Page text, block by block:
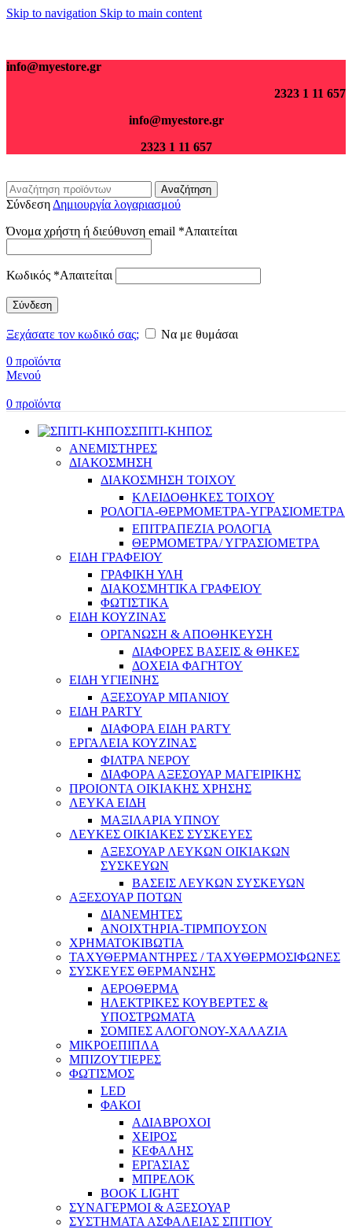
Skip to navigation Skip to main content
info@myestore.gr
2323 1 11 657
info@myestore.gr
2323 1 11 657
Αναζήτηση
Σύνδεση Δημιουργία λογαριασμού
Όνομα χρήστη ή διεύθυνση email *Απαιτείται
Κωδικός *Απαιτείται
Σύνδεση
Ξεχάσατε τον κωδικό σας;
Να με θυμάσαι
0 προϊόντα
Μενού
0 προϊόντα
ΣΠΙΤΙ-ΚΗΠΟΣ
ΑΝΕΜΙΣΤΗΡΕΣ
ΔΙΑΚΟΣΜΗΣΗ
ΔΙΑΚΟΣΜΗΣΗ ΤΟΙΧΟΥ
ΚΛΕΙΔΟΘΗΚΕΣ ΤΟΙΧΟΥ
ΡΟΛΟΓΙΑ-ΘΕΡΜΟΜΕΤΡΑ-ΥΓΡΑΣΙΟΜΕΤΡΑ
ΕΠΙΤΡΑΠΕΖΙΑ ΡΟΛΟΓΙΑ
ΘΕΡΜΟΜΕΤΡΑ/ ΥΓΡΑΣΙΟΜΕΤΡΑ
ΕΙΔΗ ΓΡΑΦΕΙΟΥ
ΓΡΑΦΙΚΗ ΥΛΗ
ΔΙΑΚΟΣΜΗΤΙΚΑ ΓΡΑΦΕΙΟΥ
ΦΩΤΙΣΤΙΚΑ
ΕΙΔΗ ΚΟΥΖΙΝΑΣ
ΟΡΓΑΝΩΣΗ & ΑΠΟΘΗΚΕΥΣΗ
ΔΙΑΦΟΡΕΣ ΒΑΣΕΙΣ & ΘΗΚΕΣ
ΔΟΧΕΙΑ ΦΑΓΗΤΟΥ
ΕΙΔΗ ΥΓΙΕΙΝΗΣ
ΑΞΕΣΟΥΑΡ ΜΠΑΝΙΟΥ
ΕΙΔΗ PARTY
ΔΙΑΦΟΡΑ ΕΙΔΗ PARTY
ΕΡΓΑΛΕΙΑ ΚΟΥΖΙΝΑΣ
ΦΙΛΤΡΑ ΝΕΡΟΥ
ΔΙΑΦΟΡΑ ΑΞΕΣΟΥΑΡ ΜΑΓΕΙΡΙΚΗΣ
ΠΡΟΙΟΝΤΑ ΟΙΚΙΑΚΗΣ ΧΡΗΣΗΣ
ΛΕΥΚΑ ΕΙΔΗ
ΜΑΞΙΛΑΡΙΑ ΥΠΝΟΥ
ΛΕΥΚΕΣ ΟΙΚΙΑΚΕΣ ΣΥΣΚΕΥΕΣ
ΑΞΕΣΟΥΑΡ ΛΕΥΚΩΝ ΟΙΚΙΑΚΩΝ
ΣΥΣΚΕΥΩΝ
ΒΑΣΕΙΣ ΛΕΥΚΩΝ ΣΥΣΚΕΥΩΝ
ΑΞΕΣΟΥΑΡ ΠΟΤΩΝ
ΔΙΑΝΕΜΗΤΕΣ
ΑΝΟΙΧΤΗΡΙΑ-ΤΙΡΜΠΟΥΣΟΝ
ΧΡΗΜΑΤΟΚΙΒΩΤΙΑ
ΤΑΧΥΘΕΡΜΑΝΤΗΡΕΣ / ΤΑΧΥΘΕΡΜΟΣΙΦΩΝΕΣ
ΣΥΣΚΕΥΕΣ ΘΕΡΜΑΝΣΗΣ
ΑΕΡΟΘΕΡΜΑ
ΗΛΕΚΤΡΙΚΕΣ ΚΟΥΒΕΡΤΕΣ &
ΥΠΟΣΤΡΩΜΑΤΑ
ΣΟΜΠΕΣ ΑΛΟΓΟΝΟΥ-ΧΑΛΑΖΙΑ
ΜΙΚΡΟΕΠΙΠΛΑ
ΜΠΙΖΟΥΤΙΕΡΕΣ
ΦΩΤΙΣΜΟΣ
LED
ΦΑΚΟΙ
ΑΔΙΑΒΡΟΧΟΙ
ΧΕΙΡΟΣ
ΚΕΦΑΛΗΣ
ΕΡΓΑΣΙΑΣ
ΜΠΡΕΛΟΚ
BOOK LIGHT
ΣΥΝΑΓΕΡΜΟΙ & ΑΞΕΣΟΥΑΡ
ΣΥΣΤΗΜΑΤΑ ΑΣΦΑΛΕΙΑΣ ΣΠΙΤΙΟΥ